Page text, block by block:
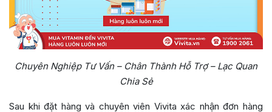
Chuyên Nghiệp Tư Vấn – Chân Thành Hỗ Trợ – Lạc Quan
Chia Sẻ
Sau khi đặt hàng và chuyên viên Vivita xác nhận đơn hàng